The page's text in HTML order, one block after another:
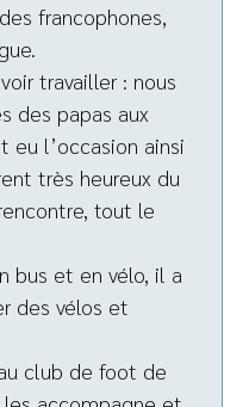
francophones,
travailler : nous
des papas aux
eu l’occasion ainsi
très heureux du
tout le
bus et en vélo, il a
des vélos et
club de foot de